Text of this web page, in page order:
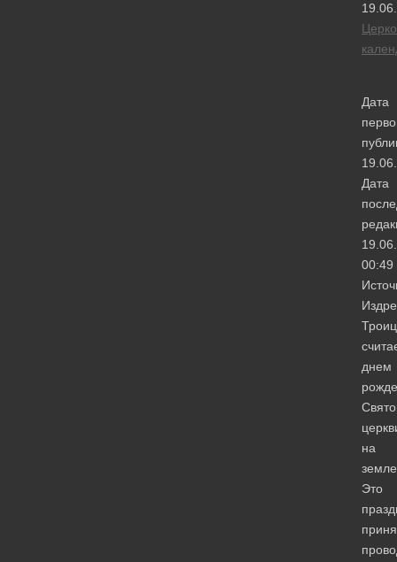
Дата
Дата
00:49
днем
на
Это